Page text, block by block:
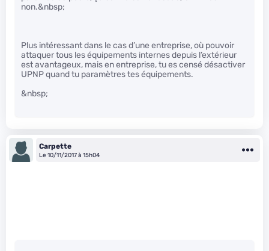
non.&nbsp;
Plus intéressant dans le cas d’une entreprise, où pouvoir
attaquer tous les équipements internes depuis l’extérieur
est avantageux, mais en entreprise, tu es censé désactiver
UPNP quand tu paramètres tes équipements.
&nbsp;
Carpette
Le 10/11/2017 à 15h04